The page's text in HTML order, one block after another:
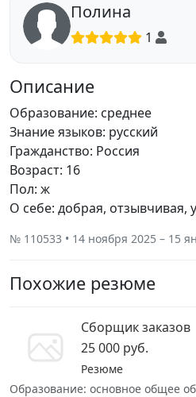
Полина
1
Описание
Образование: среднее
Знание языков: русский
Гражданство: Россия
Возраст: 16
Пол: ж
О себе: добрая, отзывчивая,
№ 110533 • 14 ноября 2025 – 15
Похожие резюме
Сборщик заказов
25 000 руб.
Резюме
Образование: основное общее